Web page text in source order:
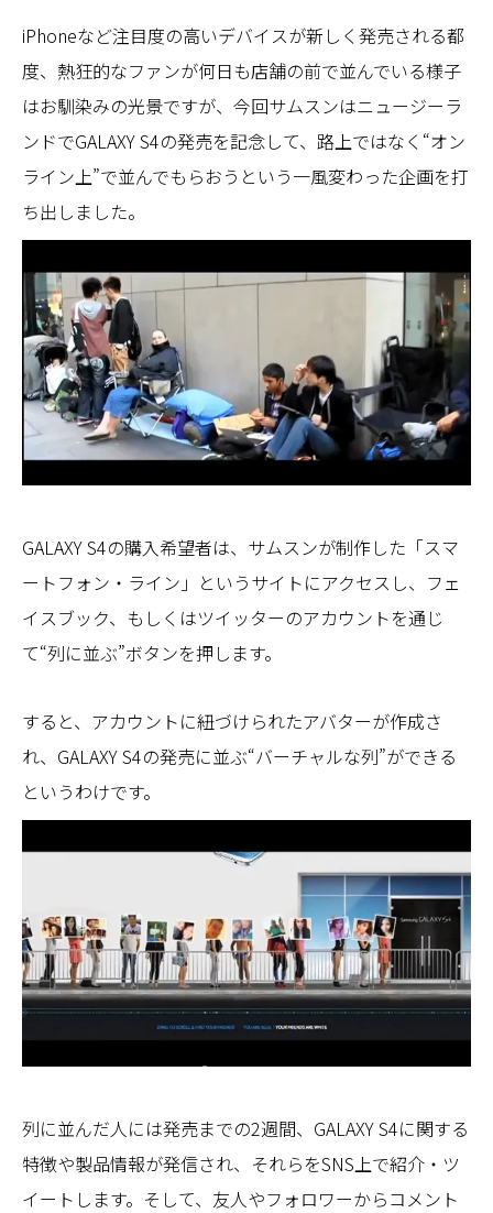
iPhoneなど注目度の高いデバイスが新しく発売される都
度、熱狂的なファンが何日も店舗の前で並んでいる様子
はお馴染みの光景ですが、今回サムスンはニュージーラ
ンドでGALAXY S4の発売を記念して、路上ではなく“オン
ライン上”で並んでもらおうという一風変わった企画を打
ち出しました。
GALAXY S4の購入希望者は、サムスンが制作した「スマ
ートフォン・ライン」というサイトにアクセスし、フェ
イスブック、もしくはツイッターのアカウントを通じ
て“列に並ぶ”ボタンを押します。
すると、アカウントに紐づけられたアバターが作成さ
れ、GALAXY S4の発売に並ぶ“バーチャルな列”ができる
というわけです。
列に並んだ人には発売までの2週間、GALAXY S4に関する
特徴や製品情報が発信され、それらをSNS上で紹介・ツ
イートします。そして、友人やフォロワーからコメント